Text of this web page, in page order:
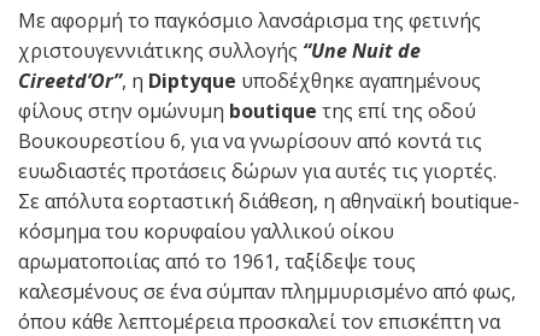
Με αφορμή το παγκόσμιο λανσάρισμα της φετινής
χριστουγεννιάτικης συλλογής “Une Nuit de
Cireetd’Or”, η Diptyque υποδέχθηκε αγαπημένους
φίλους στην ομώνυμη boutique της επί της οδού
Βουκουρεστίου 6, για να γνωρίσουν από κοντά τις
ευωδιαστές προτάσεις δώρων για αυτές τις γιορτές.
Σε απόλυτα εορταστική διάθεση, η αθηναϊκή boutique-
κόσμημα του κορυφαίου γαλλικού οίκου
αρωματοποιίας από το 1961, ταξίδεψε τους
καλεσμένους σε ένα σύμπαν πλημμυρισμένο από φως,
όπου κάθε λεπτομέρεια προσκαλεί τον επισκέπτη να